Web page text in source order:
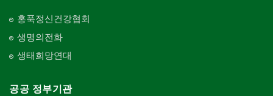
홍푹정신건강협회
생명의전화
생태희망연대
공공 정부기관